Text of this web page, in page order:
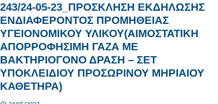
243/24-05-23_ΠΡΟΣΚΛΗΣΗ ΕΚΔΗΛΩΣΗΣ
ΕΝΔΙΑΦΕΡΟΝΤΟΣ ΠΡΟΜΗΘΕΙΑΣ
ΥΓΕΙΟΝΟΜΙΚΟΥ ΥΛΙΚΟΥ(ΑΙΜΟΣΤΑΤΙΚΗ
ΑΠΟΡΡΟΦΗΣΙΜΗ ΓΑΖΑ ΜΕ
ΒΑΚΤΗΡΙΟΓΟΝΟ ΔΡΑΣΗ – ΣΕΤ
ΥΠΟΚΛΕΙΔΙΟΥ ΠΡΟΣΩΡΙΝΟΥ ΜΗΡΙΑΙΟΥ
ΚΑΘΕΤΗΡΑ)